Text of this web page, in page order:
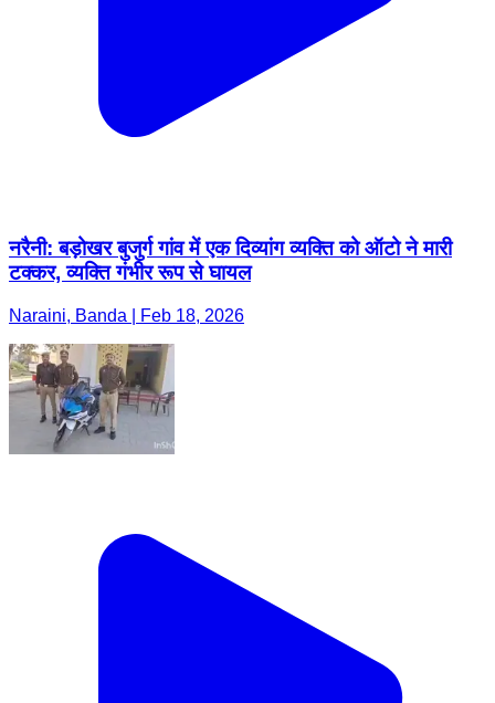
नरैनी: बड़ोखर बुजुर्ग गांव में एक दिव्यांग व्यक्ति को ऑटो ने मारी
टक्कर, व्यक्ति गंभीर रूप से घायल
Naraini, Banda | Feb 18, 2026